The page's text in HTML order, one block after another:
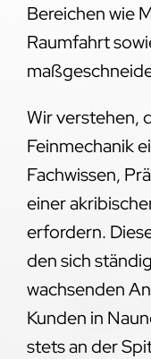
Bereichen wie
Raumfahrt
Wir verstehen,
Feinmechanik
Fachwissen,
einer
erfordern.
den sich
wachsenden
Kunden in
stets an der